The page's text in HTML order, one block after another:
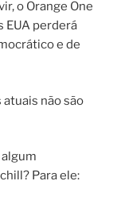
o Orange One
EUA perderá
e de
não são
Para ele: